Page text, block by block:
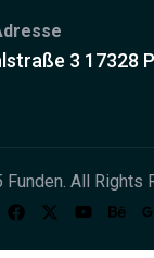
3 17328
All Rights